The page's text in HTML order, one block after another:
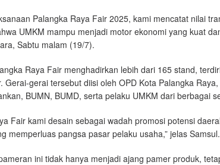
Palangka Raya Fair 2025, kami mencatat nilai
UMKM mampu menjadi motor ekonomi yang kuat
Sabtu malam (19/7).
Raya Fair menghadirkan lebih dari 165 stand,
Gerai-gerai tersebut diisi oleh OPD Kota Palangka
BUMN, BUMD, serta pelaku UMKM dari berbagai
Fair kami desain sebagai wadah promosi potensi
memperluas pangsa pasar pelaku usaha,” jelas Samsul.
ini tidak hanya menjadi ajang pamer produk,